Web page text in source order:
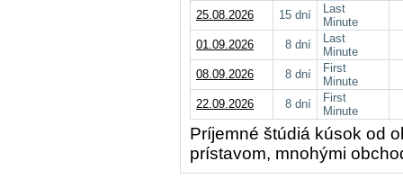
25.08.2026
15 dní
Last
Minute
01.09.2026
8 dní
Last
Minute
08.09.2026
8 dní
First
Minute
22.09.2026
8 dní
First
Minute
Príjemné štúdiá kúsok od
prístavom, mnohými